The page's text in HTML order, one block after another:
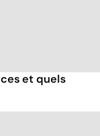
et quels